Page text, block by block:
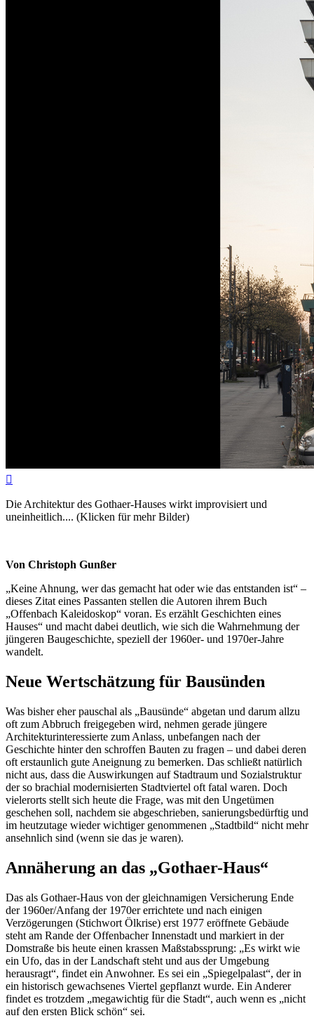

Die Architektur des Gothaer-Hauses wirkt improvisiert und
uneinheitlich.... (Klicken für mehr Bilder)
Von Christoph Gunßer
„Keine Ahnung, wer das gemacht hat oder wie das entstanden ist“ –
dieses Zitat eines Passanten stellen die Autoren ihrem Buch
„Offenbach Kaleidoskop“ voran. Es erzählt Geschichten eines
Hauses“ und macht dabei deutlich, wie sich die Wahrnehmung der
jüngeren Baugeschichte, speziell der 1960er- und 1970er-Jahre
wandelt.
Neue Wertschätzung für Bausünden
Was bisher eher pauschal als „Bausünde“ abgetan und darum allzu
oft zum Abbruch freigegeben wird, nehmen gerade jüngere
Architekturinteressierte zum Anlass, unbefangen nach der
Geschichte hinter den schroffen Bauten zu fragen – und dabei deren
oft erstaunlich gute Aneignung zu bemerken. Das schließt natürlich
nicht aus, dass die Auswirkungen auf Stadtraum und Sozialstruktur
der so brachial modernisierten Stadtviertel oft fatal waren. Doch
vielerorts stellt sich heute die Frage, was mit den Ungetümen
geschehen soll, nachdem sie abgeschrieben, sanierungsbedürftig und
im heutzutage wieder wichtiger genommenen „Stadtbild“ nicht mehr
ansehnlich sind (wenn sie das je waren).
Annäherung an das „Gothaer-Haus“
Das als Gothaer-Haus von der gleichnamigen Versicherung Ende
der 1960er/Anfang der 1970er errichtete und nach einigen
Verzögerungen (Stichwort Ölkrise) erst 1977 eröffnete Gebäude
steht am Rande der Offenbacher Innenstadt und markiert in der
Domstraße bis heute einen krassen Maßstabssprung: „Es wirkt wie
ein Ufo, das in der Landschaft steht und aus der Umgebung
herausragt“, findet ein Anwohner. Es sei ein „Spiegelpalast“, der in
ein historisch gewachsenes Viertel gepflanzt wurde. Ein Anderer
findet es trotzdem „megawichtig für die Stadt“, auch wenn es „nicht
auf den ersten Blick schön“ sei.